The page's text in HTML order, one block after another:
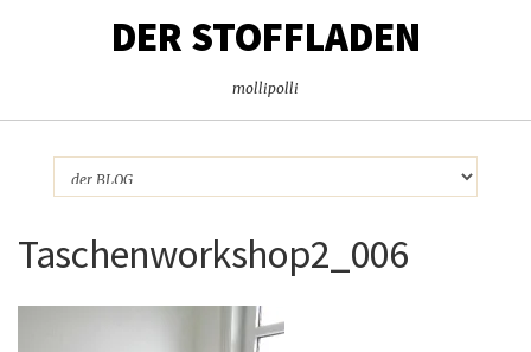
DER STOFFLADEN
mollipolli
Taschenworkshop2_006